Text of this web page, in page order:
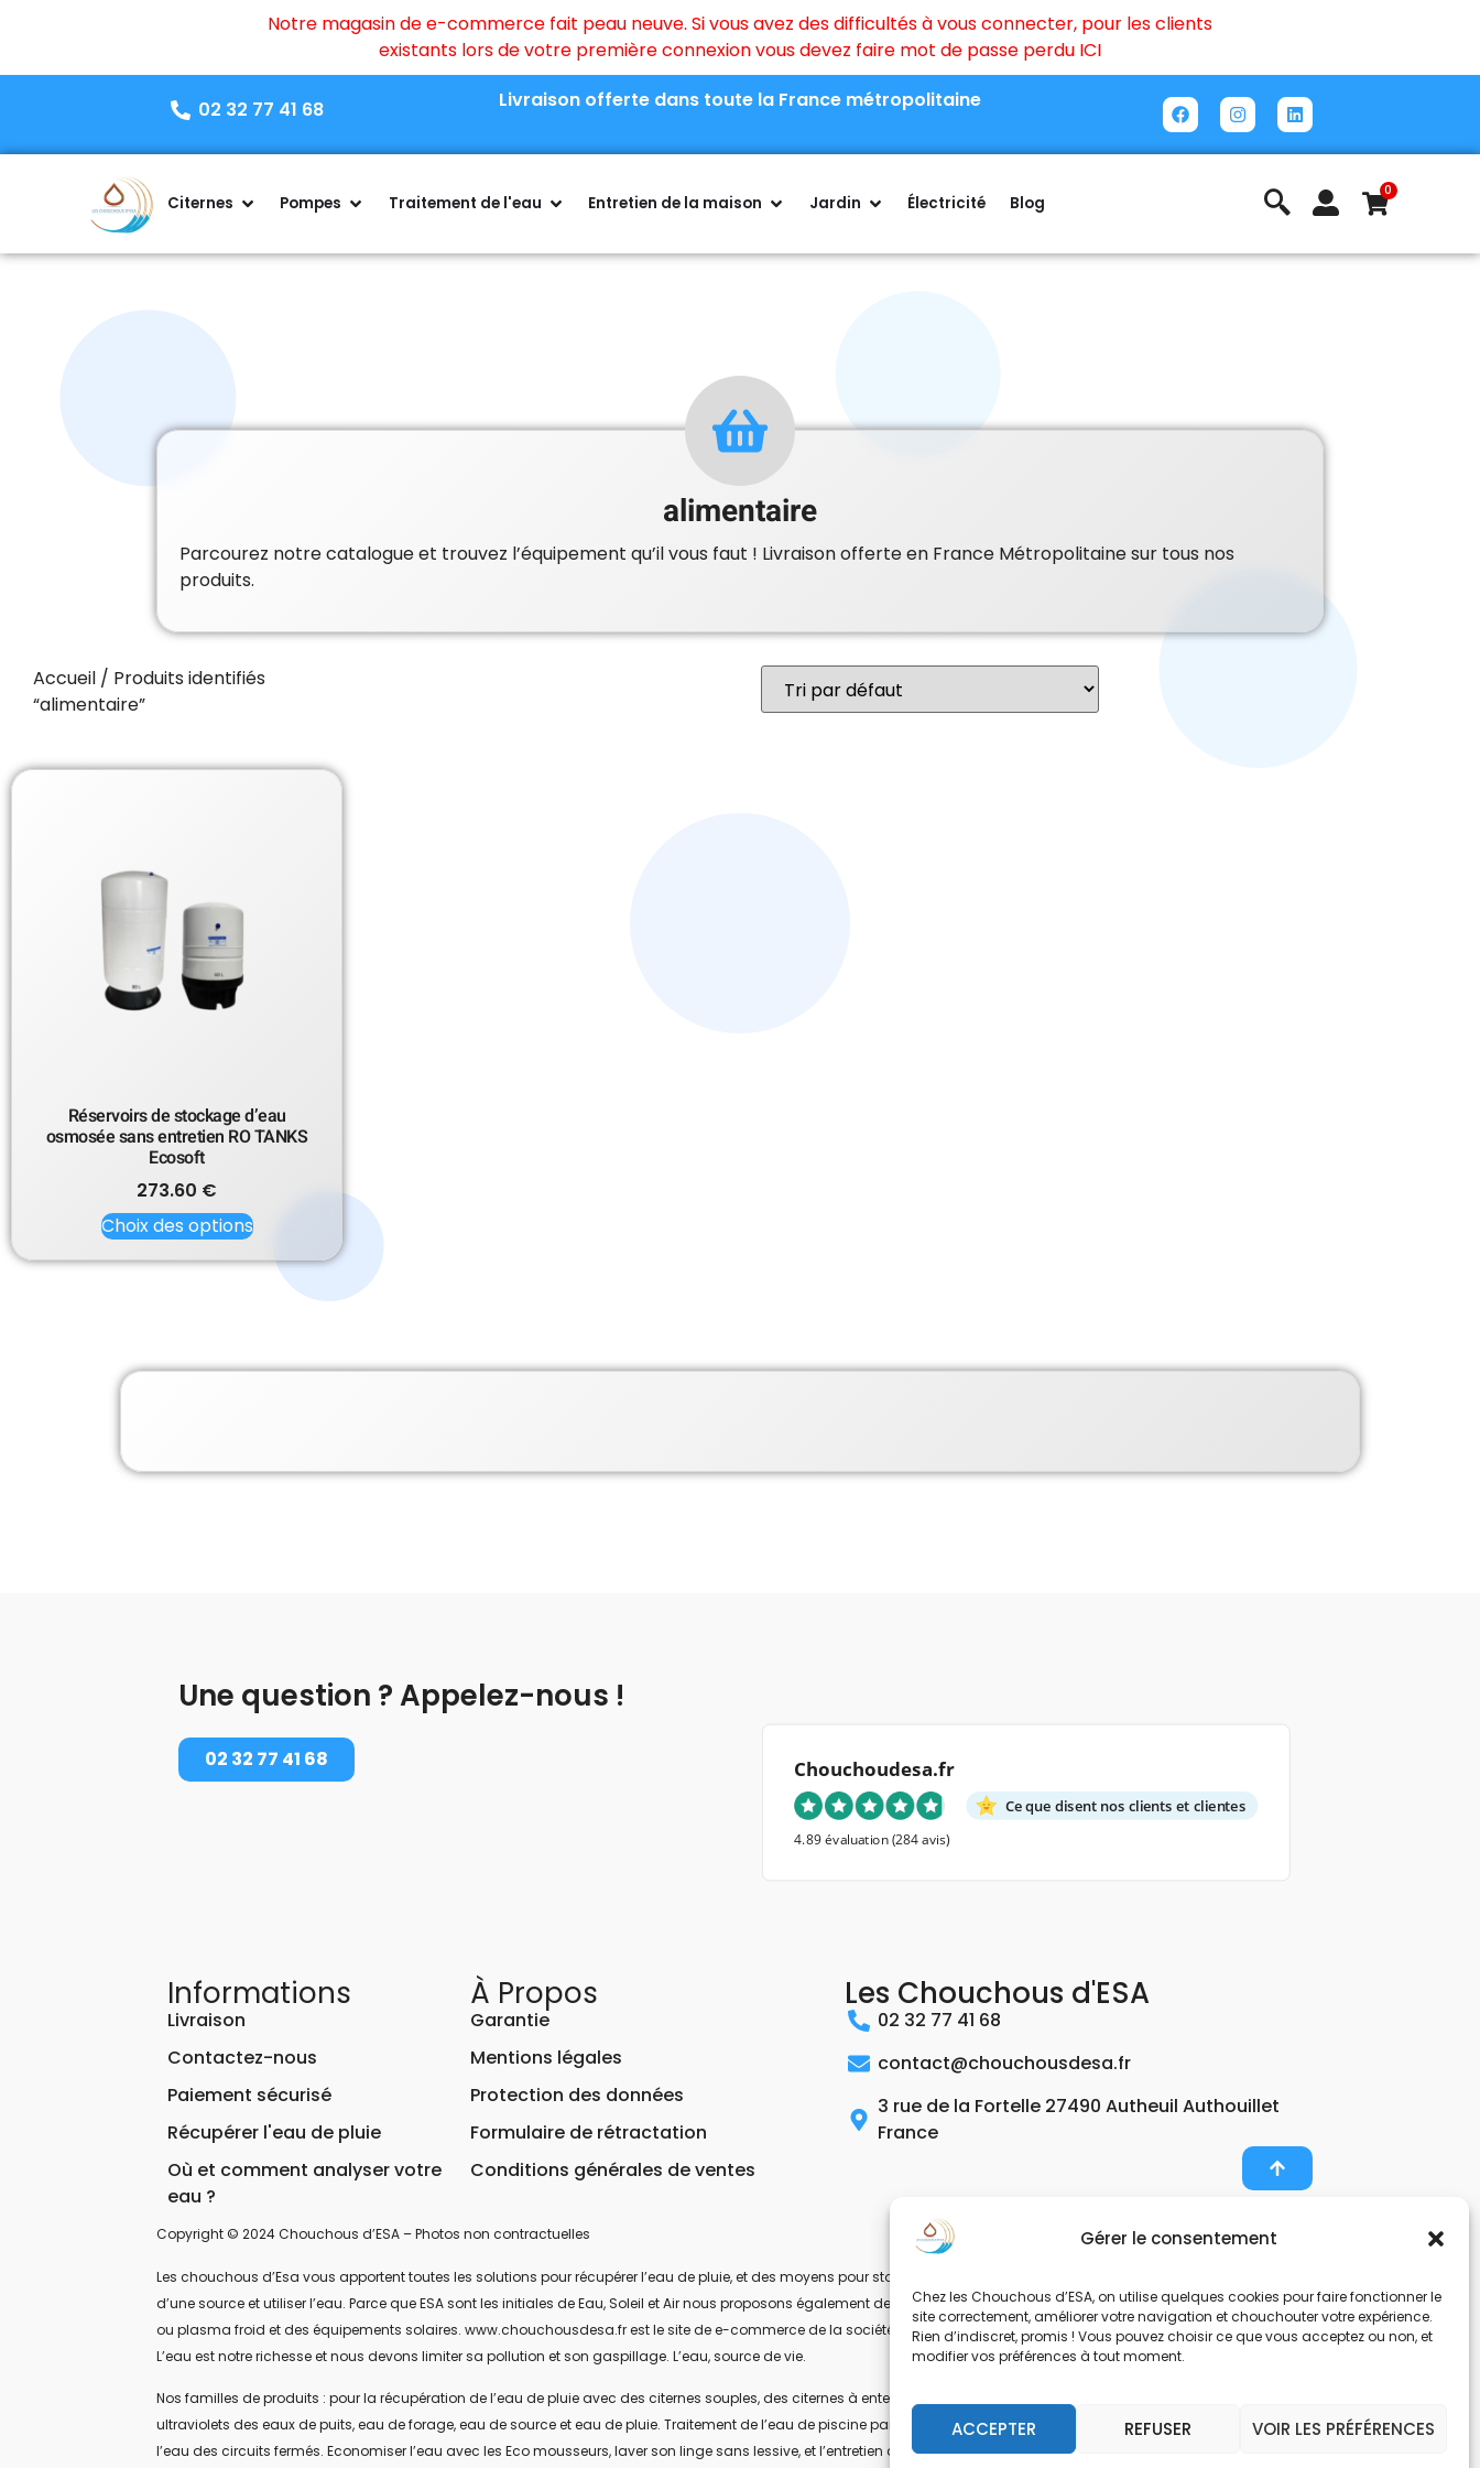
Gérer le consentement
Chez les Chouchous d’ESA, on utilise quelques cookies pour faire fonctionner le
site correctement, améliorer votre navigation et chouchouter votre expérience.
Rien d’indiscret, promis ! Vous pouvez choisir ce que vous acceptez ou non, et
modifier vos préférences à tout moment.
ACCEPTER REFUSER VOIR LES PRÉFÉRENCES
Notre magasin de e-commerce fait peau neuve. Si vous avez des difficultés à vous connecter, pour les clients
existants lors de votre première connexion vous devez faire mot de passe perdu ICI
02 32 77 41 68 Livraison offerte dans toute la France métropolitaine
Citernes Pompes Traitement de l'eau Entretien de la maison Jardin Électricité Blog
0
alimentaire
Parcourez notre catalogue et trouvez l’équipement qu’il vous faut ! Livraison offerte en France Métropolitaine sur tous nos
produits.
Accueil / Produits identifiés
“alimentaire”
Réservoirs de stockage d’eau
osmosée sans entretien RO TANKS
Ecosoft
273.60 €
Choix des options
Une question ? Appelez-nous !
02 32 77 41 68 Chouchoudesa.fr
Ce que disent nos clients et clientes
4.89 évaluation(284 avis)
Informations
Livraison
Contactez-nous
Paiement sécurisé
Récupérer l'eau de pluie
Où et comment analyser votre
eau ?
À Propos
Garantie
Mentions légales
Protection des données
Formulaire de rétractation
Conditions générales de ventes
Les Chouchous d'ESA
02 32 77 41 68
contact@chouchousdesa.fr
3 rue de la Fortelle 27490 Autheuil Authouillet
France
Copyright © 2024 Chouchous d’ESA – Photos non contractuelles
Les chouchous d’Esa vous apportent toutes les solutions pour récupérer l’eau de pluie, et des moyens pour stocker, filtrer, traiter et potabiliser l’eau d’un forage, d’un puits ou
d’une source et utiliser l’eau. Parce que ESA sont les initiales de Eau, Soleil et Air nous proposons également des équipements pour décontaminer de l’air par photocatalyse
ou plasma froid et des équipements solaires. www.chouchousdesa.fr est le site de e-commerce de la société ESA Evolutions, une entreprise Normande au service de l’eau.
L’eau est notre richesse et nous devons limiter sa pollution et son gaspillage. L’eau, source de vie.
Nos familles de produits : pour la récupération de l’eau de pluie avec des citernes souples, des citernes à enterrer, ou des citernes hors sol. Filtration et potabilisation par
ultraviolets des eaux de puits, eau de forage, eau de source et eau de pluie. Traitement de l’eau de piscine par UV-C. Les pompes et gestionnaire d’eau. Anticalcaire, clarifier
l’eau des circuits fermés. Economiser l’eau avec les Eco mousseurs, laver son linge sans lessive, et l’entretien de la maison et de locaux avec des microfibres.